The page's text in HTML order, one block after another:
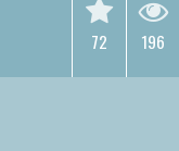
72 196